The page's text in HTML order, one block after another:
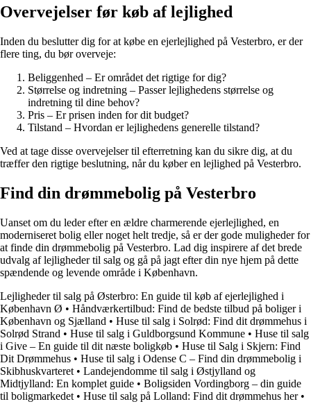
Overvejelser før køb af lejlighed
Inden du beslutter dig for at købe en ejerlejlighed på Vesterbro, er der
flere ting, du bør overveje:
Beliggenhed – Er området det rigtige for dig?
Størrelse og indretning – Passer lejlighedens størrelse og
indretning til dine behov?
Pris – Er prisen inden for dit budget?
Tilstand – Hvordan er lejlighedens generelle tilstand?
Ved at tage disse overvejelser til efterretning kan du sikre dig, at du
træffer den rigtige beslutning, når du køber en lejlighed på Vesterbro.
Find din drømmebolig på Vesterbro
Uanset om du leder efter en ældre charmerende ejerlejlighed, en
moderniseret bolig eller noget helt tredje, så er der gode muligheder for
at finde din drømmebolig på Vesterbro. Lad dig inspirere af det brede
udvalg af lejligheder til salg og gå på jagt efter din nye hjem på dette
spændende og levende område i København.
Lejligheder til salg på Østerbro: En guide til køb af ejerlejlighed i
København Ø • Håndværkertilbud: Find de bedste tilbud på boliger i
København og Sjælland • Huse til salg i Solrød: Find dit drømmehus i
Solrød Strand • Huse til salg i Guldborgsund Kommune • Huse til salg
i Give – En guide til dit næste boligkøb • Huse til Salg i Skjern: Find
Dit Drømmehus • Huse til salg i Odense C – Find din drømmebolig i
Skibhuskvarteret • Landejendomme til salg i Østjylland og
Midtjylland: En komplet guide • Boligsiden Vordingborg – din guide
til boligmarkedet • Huse til salg på Lolland: Find dit drømmehus her•